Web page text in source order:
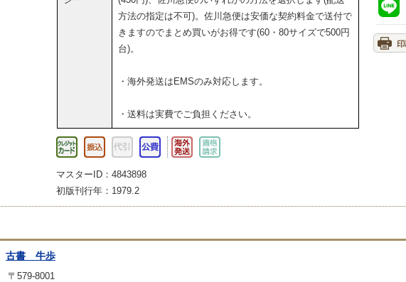
方法の指定は不可)。佐川急便は安価な契約料金で送付で
きますのでまとめ買いがお得です(60・80サイズで500円
台)。
・海外発送はEMSのみ対応します。
・送料は実費でご負担ください。
マスターID：4843898
初版刊行年：1979.2
古書 牛歩
〒579-8001